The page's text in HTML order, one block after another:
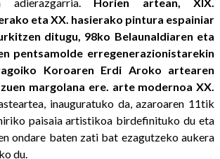
adierazgarria. Horien artean, XIX.
eta XX. hasierako pintura espainiar
ditugu, 98ko Belaunaldiaren eta
pentsamolde erregenerazionistarekin
Koroaren Erdi Aroko artearen
margolana ere. arte modernoa XX.
inauguratuko da, azaroaren 11tik
paisaia artistikoa birdefinituko du eta
ondare baten zati bat ezagutzeko aukera
du.